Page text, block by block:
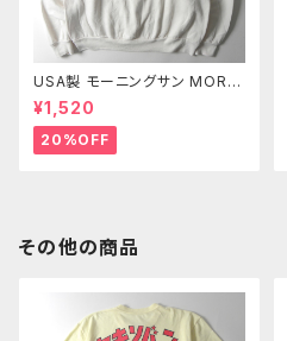
USA製 モーニングサン MORNI
NG SUN PETITE 90's プリン
トスウェットシャツ トレーナー 2
枚襟 葉っぱ ブドウ M ヴィンテ
ージ
¥1,520
20%OFF
その他の商品